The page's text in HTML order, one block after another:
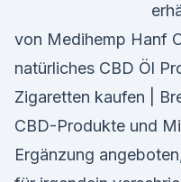
von Medihemp Hanf
natürliches CBD Öl
Zigaretten kaufen |
CBD-Produkte und
Ergänzung